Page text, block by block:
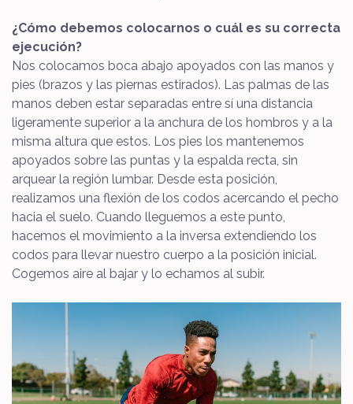
¿Cómo debemos colocarnos o cuál es su correcta
ejecución?
Nos colocamos boca abajo apoyados con las manos y
pies (brazos y las piernas estirados). Las palmas de las
manos deben estar separadas entre sí una distancia
ligeramente superior a la anchura de los hombros y a la
misma altura que estos. Los pies los mantenemos
apoyados sobre las puntas y la espalda recta, sin
arquear la región lumbar. Desde esta posición,
realizamos una flexión de los codos acercando el pecho
hacia el suelo. Cuando lleguemos a este punto,
hacemos el movimiento a la inversa extendiendo los
codos para llevar nuestro cuerpo a la posición inicial.
Cogemos aire al bajar y lo echamos al subir.